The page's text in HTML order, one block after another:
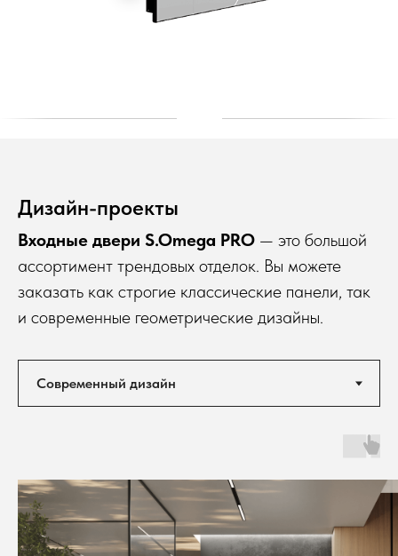
Дизайн-проекты
Входные двери S.Omega PRO — это большой
ассортимент трендовых отделок. Вы можете
заказать как строгие классические панели, так
и современные геометрические дизайны.